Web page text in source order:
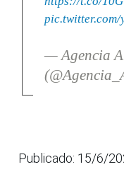
pic.twitter.com/
— Agencia
Publicado: 15/6/